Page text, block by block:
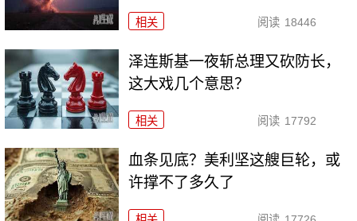
相关 阅读 18446
泽连斯基一夜斩总理又砍防长，
这大戏几个意思？
相关 阅读 17792
血条见底？美利坚这艘巨轮，或
许撑不了多久了